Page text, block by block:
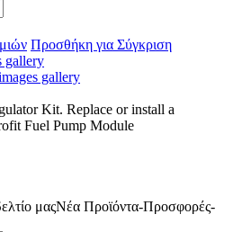
Προσθήκη για Σύγκριση
gallery
gallery
Kit. Replace or install a
Fuel Pump Module
μαςΝέα Προϊόντα-Προσφορές-